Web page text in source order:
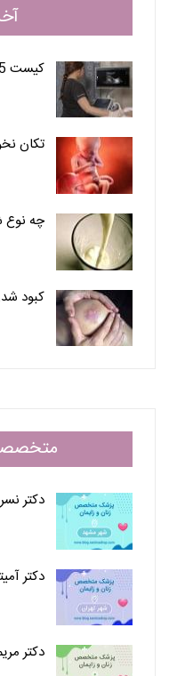
کیست 25 میلی متری تخمدان قبل پریود
تکان
چه نوع
کبود
دکتر
دکتر
دکتر